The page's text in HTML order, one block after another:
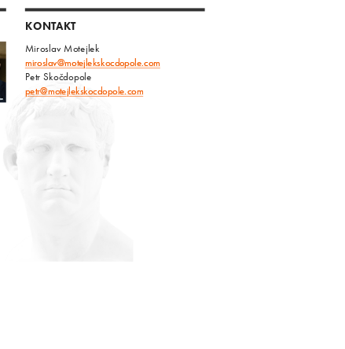
KONTAKT
Miroslav Motejlek
miroslav@motejlekskocdopole.com
Petr Skočdopole
petr@motejlekskocdopole.com